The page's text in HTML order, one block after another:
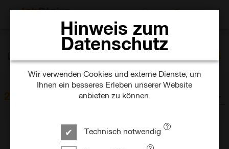
Unternehmen
SORTIEREN NACH
Hinweis zum
Datenschutz
Wir verwenden Cookies und externe Dienste, um
Ihnen ein besseres Erleben unserer Website
anbieten zu können.
Technisch notwendig